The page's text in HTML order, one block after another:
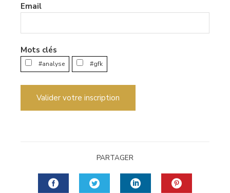
Email
Mots clés
#analyse #gfk
Valider votre inscription
PARTAGER